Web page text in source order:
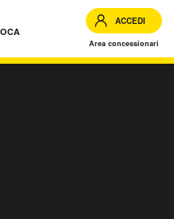
ACCEDI
Area concessionari